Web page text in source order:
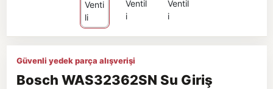
Güvenli yedek parça alışverişi
Bosch WAS32362SN Su Giriş